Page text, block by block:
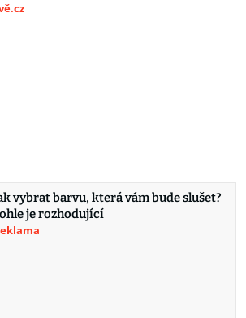
vybrat barvu, která vám bude slušet?
je rozhodující